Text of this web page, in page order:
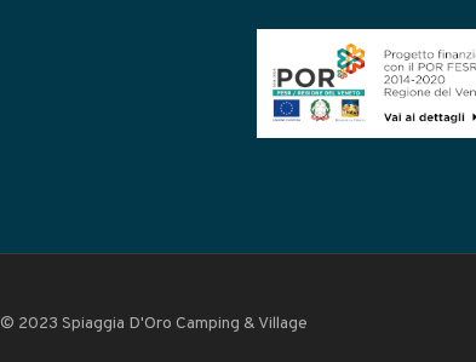
© 2023 Spiaggia D'Oro Camping & Village